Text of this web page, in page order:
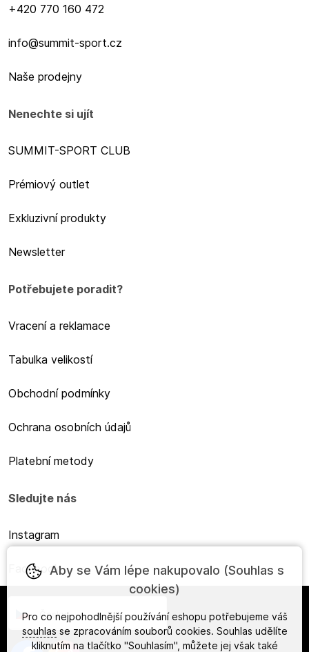
+420 770 160 472
info@summit-sport.cz
Naše prodejny
Nenechte si ujít
SUMMIT-SPORT CLUB
Prémiový outlet
Exkluzivní produkty
Newsletter
Potřebujete poradit?
Vracení a reklamace
Tabulka velikostí
Obchodní podmínky
Ochrana osobních údajů
Platební metody
Sledujte nás
Instagram
Facebook
Česky
Aby se Vám lépe nakupovalo (Souhlas s
cookies)
Pro co nejpohodlnější používání eshopu potřebujeme váš
souhlas se zpracováním souborů cookies. Souhlas udělíte
kliknutím na tlačítko "Souhlasím", můžete jej však také